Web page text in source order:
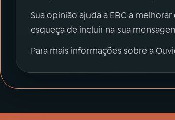
Sua opinião ajuda a EBC a
esqueça de incluir na sua
Para mais informações sobre a